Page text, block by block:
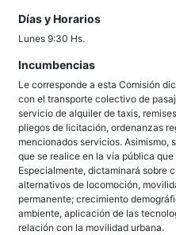
Días y Horarios
Lunes 9:30 Hs.
Incumbencias
Le corresponde a esta Comisión
con el transporte colectivo de
servicio de alquiler de taxis,
pliegos de licitación, ordenanzas
mencionados servicios. Asimismo,
que se realice en la vía pública
Especialmente, dictaminará sobre
alternativos de locomoción,
permanente; crecimiento
ambiente, aplicación de las
relación con la movilidad urbana.